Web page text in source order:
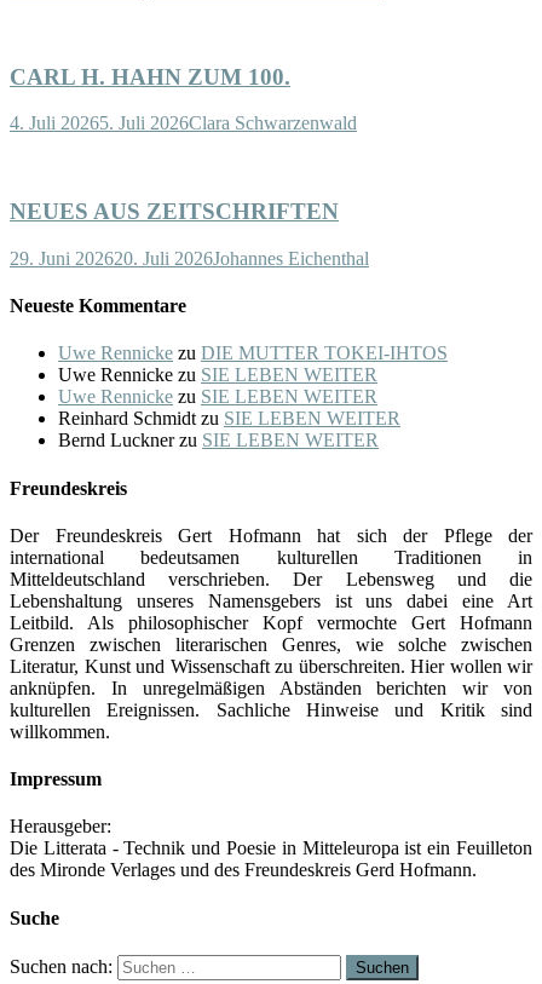
CARL H. HAHN ZUM 100.
4. Juli 20265. Juli 2026Clara Schwarzenwald
NEUES AUS ZEITSCHRIFTEN
29. Juni 202620. Juli 2026Johannes Eichenthal
Neueste Kommentare
Uwe Rennicke zu DIE MUTTER TOKEI-IHTOS
Uwe Rennicke zu SIE LEBEN WEITER
Uwe Rennicke zu SIE LEBEN WEITER
Reinhard Schmidtzu SIE LEBEN WEITER
Bernd Lucknerzu SIE LEBEN WEITER
Freundeskreis
Der Freundeskreis Gert Hofmann hat sich der Pflege der
international bedeutsamen kulturellen Traditionen in
Mitteldeutschland verschrieben. Der Lebensweg und die
Lebenshaltung unseres Namensgebers ist uns dabei eine Art
Leitbild. Als philosophischer Kopf vermochte Gert Hofmann
Grenzen zwischen literarischen Genres, wie solche zwischen
Literatur, Kunst und Wissenschaft zu überschreiten. Hier wollen wir
anknüpfen. In unregelmäßigen Abständen berichten wir von
kulturellen Ereignissen. Sachliche Hinweise und Kritik sind
willkommen.
Impressum
Herausgeber:
Die Litterata - Technik und Poesie in Mitteleuropa ist ein Feuilleton
des Mironde Verlages und des Freundeskreis Gerd Hofmann.
Suche
Suchen nach: